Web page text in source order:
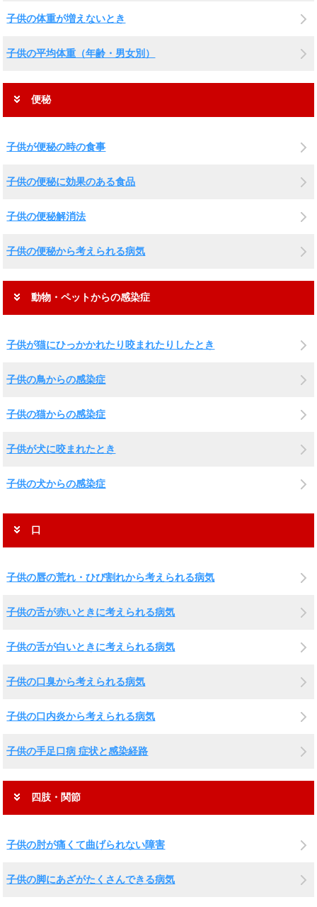
子供の体重が増えないとき
子供の平均体重（年齢・男女別）
便秘
子供が便秘の時の食事
子供の便秘に効果のある食品
子供の便秘解消法
子供の便秘から考えられる病気
動物・ペットからの感染症
子供が猫にひっかかれたり咬まれたりしたとき
子供の鳥からの感染症
子供の猫からの感染症
子供が犬に咬まれたとき
子供の犬からの感染症
口
子供の唇の荒れ・ひび割れから考えられる病気
子供の舌が赤いときに考えられる病気
子供の舌が白いときに考えられる病気
子供の口臭から考えられる病気
子供の口内炎から考えられる病気
子供の手足口病 症状と感染経路
四肢・関節
子供の肘が痛くて曲げられない障害
子供の脚にあざがたくさんできる病気